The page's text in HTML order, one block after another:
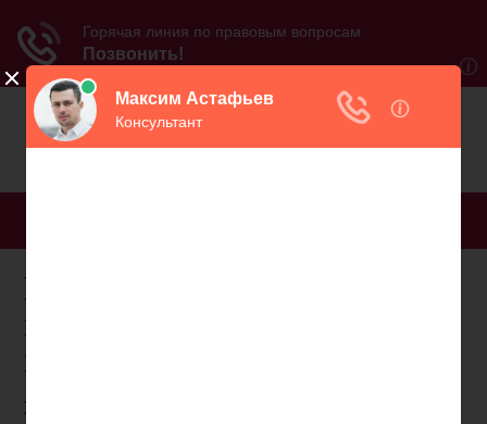
Негосударственный
пенсионный фонд в
кондинском районе
ЖЕЛТЫЕ СТРАНИЦЫ